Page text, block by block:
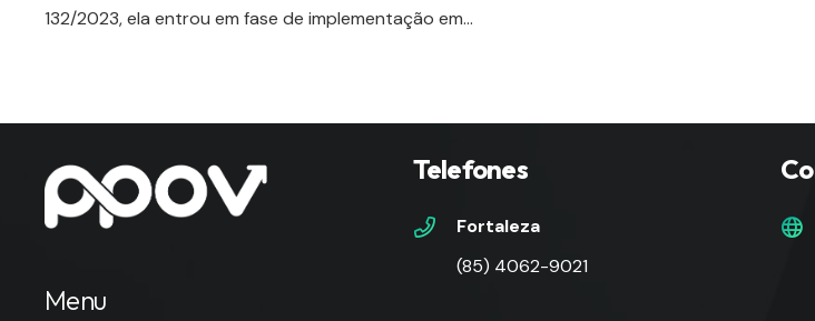
132/2023, ela entrou em fase de implementação em…
Menu
Telefones
Fortaleza
(85) 4062-9021